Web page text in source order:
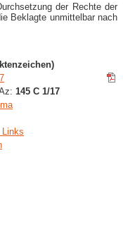
der Rechte der
Beklagte unmittelbar nach
145 C 1/17
Links